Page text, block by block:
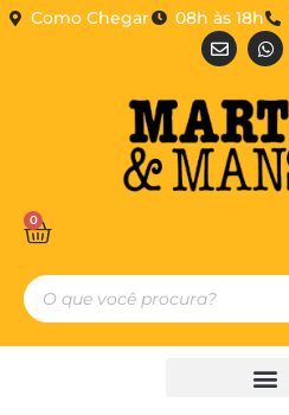
Como Chegar 08h às 18h
0